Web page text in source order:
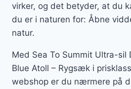
virker, og det betyder, at du
du er i naturen for: Åbne
natur.
Med Sea To Summit Ultra-sil
Blue Atoll – Rygsæk i
webshop er du nærmere på